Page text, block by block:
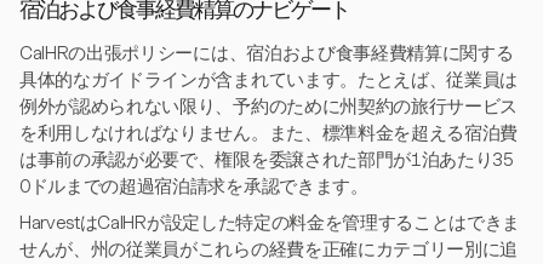
宿泊および食事経費精算のナビゲート
CalHRの出張ポリシーには、宿泊および食事経費精算に関する
具体的なガイドラインが含まれています。たとえば、従業員は
例外が認められない限り、予約のために州契約の旅行サービス
を利用しなければなりません。また、標準料金を超える宿泊費
は事前の承認が必要で、権限を委譲された部門が1泊あたり35
0ドルまでの超過宿泊請求を承認できます。
HarvestはCalHRが設定した特定の料金を管理することはできま
せんが、州の従業員がこれらの経費を正確にカテゴリー別に追